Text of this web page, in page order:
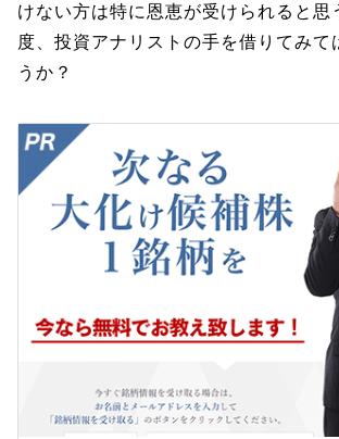
けない方は特に恩恵が受けられると思
度、投資アナリストの手を借りてみて
うか？